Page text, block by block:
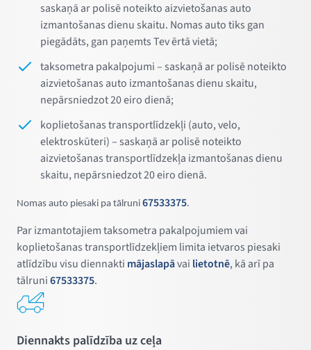
saskaņā ar polisē noteikto aizvietošanas auto
izmantošanas dienu skaitu. Nomas auto tiks gan
piegādāts, gan paņemts Tev ērtā vietā;
taksometra pakalpojumi – saskaņā ar polisē noteikto
aizvietošanas auto izmantošanas dienu skaitu,
nepārsniedzot 20 eiro dienā;
koplietošanas transportlīdzekļi (auto, velo,
elektroskūteri) – saskaņā ar polisē noteikto
aizvietošanas transportlīdzekļa izmantošanas dienu
skaitu, nepārsniedzot 20 eiro dienā.
Nomas auto piesaki pa tālruni 67533375.
Par izmantotajiem taksometra pakalpojumiem vai
koplietošanas transportlīdzekļiem limita ietvaros piesaki
atlīdzību visu diennakti mājaslapāvai lietotnē, kā arī pa
tālruni67533375.
Diennakts palīdzība uz ceļa